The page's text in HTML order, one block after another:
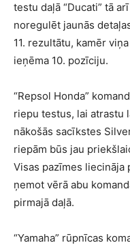
testu daļā “Ducati” tā
noregulēt jaunās
11. rezultātu, kamēr
ieņēma 10. pozīciju.
“Repsol Honda”
riepu testus, lai atrastu
nākošās sacīkstes
riepām būs jau
Visas pazīmes liecināja
ņemot vērā abu
pirmajā daļā.
“Yamaha” rūpnīcas